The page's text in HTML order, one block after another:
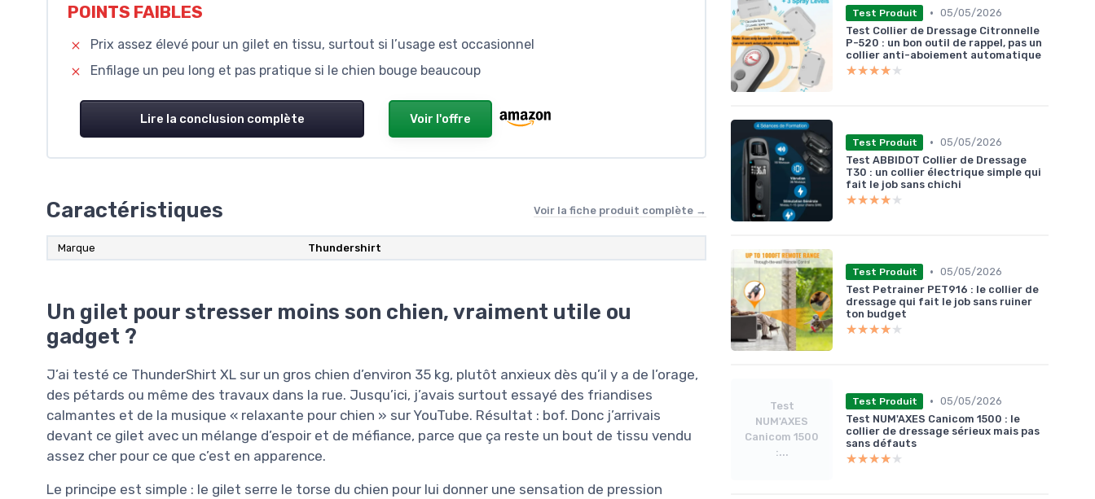
POINTS FAIBLES
Prix assez élevé pour un gilet en tissu, surtout si l’usage est occasionnel
Enfilage un peu long et pas pratique si le chien bouge beaucoup
Lire la conclusion complète Voir l'offre
Caractéristiques Voir la fiche produit complète →
Marque Thundershirt
Un gilet pour stresser moins son chien, vraiment utile ou
gadget ?
J’ai testé ce ThunderShirt XL sur un gros chien d’environ 35 kg, plutôt anxieux dès qu’il y a de l’orage,
des pétards ou même des travaux dans la rue. Jusqu’ici, j’avais surtout essayé des friandises
calmantes et de la musique « relaxante pour chien » sur YouTube. Résultat : bof. Donc j’arrivais
devant ce gilet avec un mélange d’espoir et de méfiance, parce que ça reste un bout de tissu vendu
assez cher pour ce que c’est en apparence.
Le principe est simple : le gilet serre le torse du chien pour lui donner une sensation de pression
Test Produit • 05/05/2026
Test Collier de Dressage Citronnelle
P-520 : un bon outil de rappel, pas un
collier anti-aboiement automatique
★★★★★
★★★★★
Test Produit • 05/05/2026
Test ABBIDOT Collier de Dressage
T30 : un collier électrique simple qui
fait le job sans chichi
★★★★★
★★★★★
Test Produit • 05/05/2026
Test Petrainer PET916 : le collier de
dressage qui fait le job sans ruiner
ton budget
★★★★★
★★★★★
Test
NUM'AXES
Canicom 1500
:...
Test Produit • 05/05/2026
Test NUM'AXES Canicom 1500 : le
collier de dressage sérieux mais pas
sans défauts
★★★★★
★★★★★